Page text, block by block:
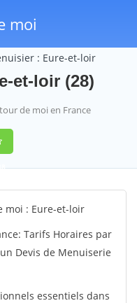
moi
: Eure-et-loir
et-loir (28)
de moi en France
moi : Eure-et-loir
Tarifs Horaires par
Devis de Menuiserie
essentiels dans